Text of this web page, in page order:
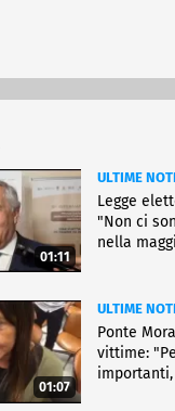
01:11
ULTIME
Legge
"Non ci
nella
01:07
ULTIME
Ponte
vittime: